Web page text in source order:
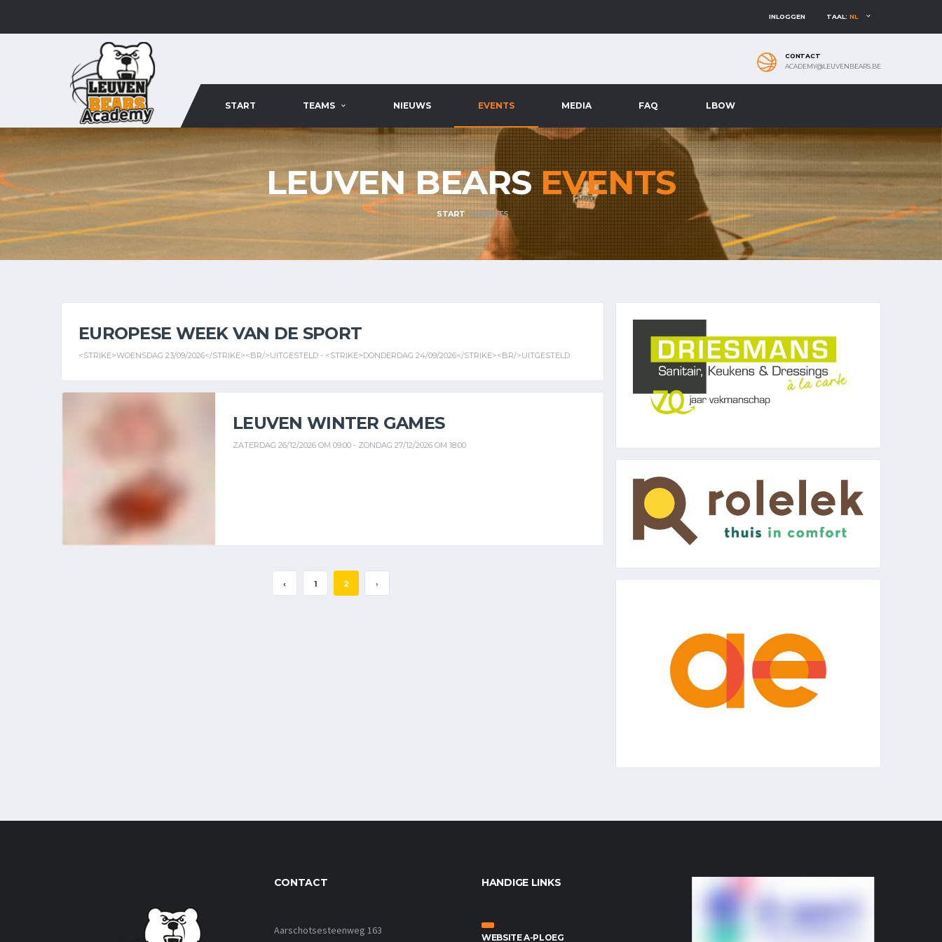
INLOGGEN TAAL: NL
CONTACT
ACADEMY@LEUVENBEARS.BE
START TEAMS NIEUWS EVENTS MEDIA FAQ LBOW
LEUVEN BEARSEVENTS
START EVENTS
EUROPESE WEEK VAN DE SPORT
<STRIKE>WOENSDAG 23/09/2026</STRIKE><BR/>UITGESTELD - <STRIKE>DONDERDAG 24/09/2026</STRIKE><BR/>UITGESTELD
LEUVEN WINTER GAMES
ZATERDAG 26/12/2026 OM 09:00 - ZONDAG 27/12/2026 OM 18:00
‹ 1 2 ›
CONTACT
Aarschotsesteenweg 163
HANDIGE LINKS
WEBSITE A-PLOEG